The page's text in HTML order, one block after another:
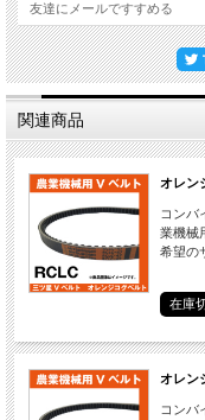
友達にメールですすめる
関連商品
オレン
コンバ
業機械
希望の
在庫
オレン
コンバ